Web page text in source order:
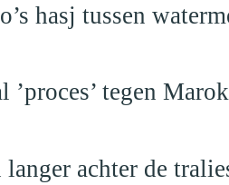
hasj tussen
tegen
achter de